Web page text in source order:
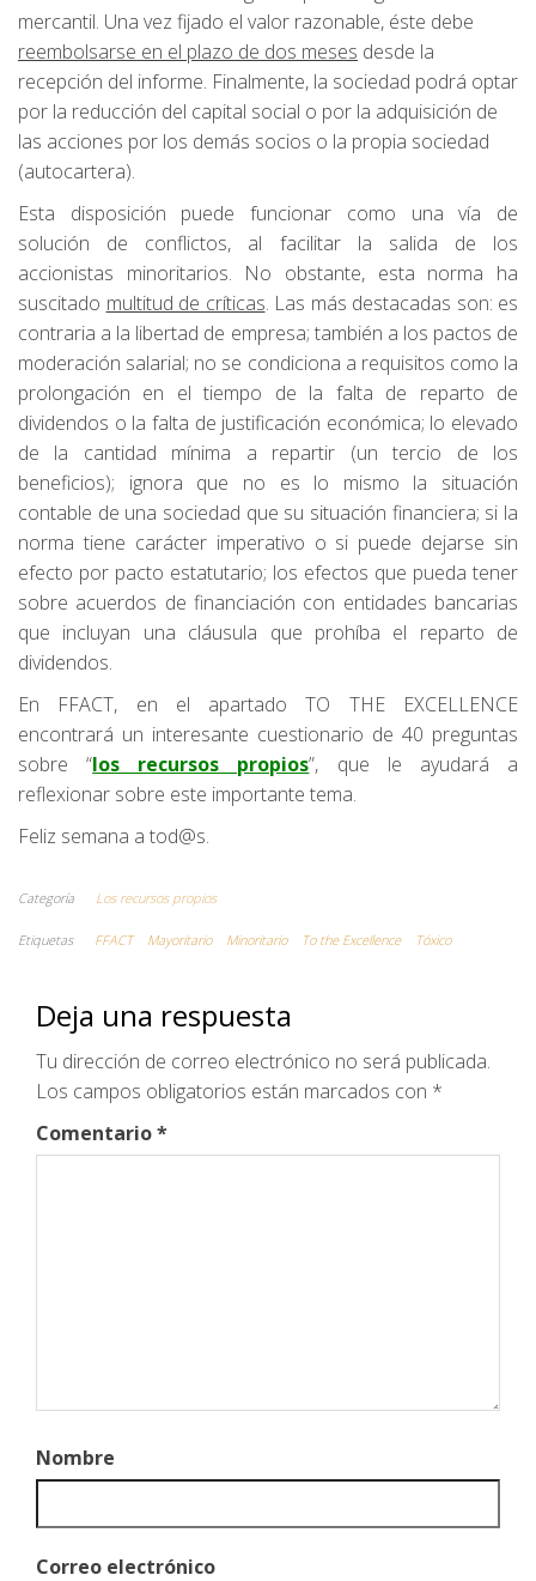
mercantil. Una vez fijado el valor razonable, éste debe
reembolsarse en el plazo de dos meses desde la
recepción del informe. Finalmente, la sociedad podrá optar
por la reducción del capital social o por la adquisición de
las acciones por los demás socios o la propia sociedad
(autocartera).
Esta disposición puede funcionar como una vía de
solución de conflictos, al facilitar la salida de los
accionistas minoritarios. No obstante, esta norma ha
suscitado multitud de críticas. Las más destacadas son: es
contraria a la libertad de empresa; también a los pactos de
moderación salarial; no se condiciona a requisitos como la
prolongación en el tiempo de la falta de reparto de
dividendos o la falta de justificación económica; lo elevado
de la cantidad mínima a repartir (un tercio de los
beneficios); ignora que no es lo mismo la situación
contable de una sociedad que su situación financiera; si la
norma tiene carácter imperativo o si puede dejarse sin
efecto por pacto estatutario; los efectos que pueda tener
sobre acuerdos de financiación con entidades bancarias
que incluyan una cláusula que prohíba el reparto de
dividendos.
En FFACT, en el apartado TO THE EXCELLENCE
encontrará un interesante cuestionario de 40 preguntas
sobre “los recursos propios”, que le ayudará a
reflexionar sobre este importante tema.
Feliz semana a tod@s.
Categoría Los recursos propios
Etiquetas FFACT Mayoritario Minoritario To the Excellence Tóxico
Deja una respuesta
Tu dirección de correo electrónico no será publicada.
Los campos obligatorios están marcados con *
Comentario*
Nombre
Correo electrónico